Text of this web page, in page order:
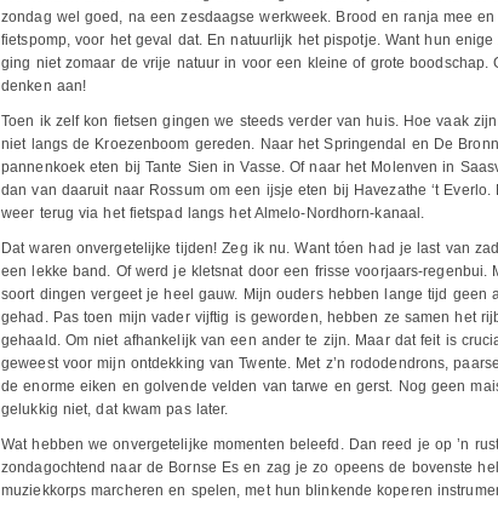
zondag wel goed, na een zesdaagse werkweek. Brood en ranja mee en
fietspomp, voor het geval dat. En natuurlijk het pispotje. Want hun enige
ging niet zomaar de vrije natuur in voor een kleine of grote boodschap.
denken aan!
Toen ik zelf kon fietsen gingen we steeds verder van huis. Hoe vaak zijn
niet langs de Kroezenboom gereden. Naar het Springendal en De
pannenkoek eten bij Tante Sien in Vasse. Of naar het Molenven in
dan van daaruit naar Rossum om een ijsje eten bij Havezathe ‘t Everlo.
weer terug via het fietspad langs het Almelo-Nordhorn-kanaal.
Dat waren onvergetelijke tijden! Zeg ik nu. Want tóen had je last van
een lekke band. Of werd je kletsnat door een frisse voorjaars-regenbui.
soort dingen vergeet je heel gauw. Mijn ouders hebben lange tijd geen
gehad. Pas toen mijn vader vijftig is geworden, hebben ze samen het
gehaald. Om niet afhankelijk van een ander te zijn. Maar dat feit is
geweest voor mijn ontdekking van Twente. Met z’n rododendrons,
de enorme eiken en golvende velden van tarwe en gerst. Nog geen
gelukkig niet, dat kwam pas later.
Wat hebben we onvergetelijke momenten beleefd. Dan reed je op ’n
zondagochtend naar de Bornse Es en zag je zo opeens de bovenste
muziekkorps marcheren en spelen, met hun blinkende koperen